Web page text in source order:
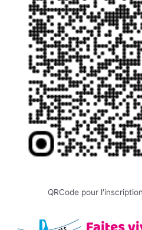
QRCode pour